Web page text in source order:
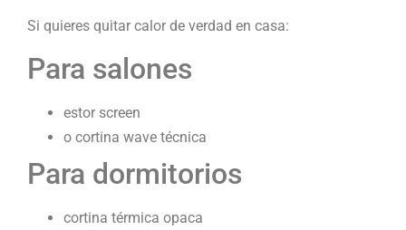
Si quieres quitar calor de verdad en casa:
Para salones
estor screen
o cortina wave técnica
Para dormitorios
cortina térmica opaca